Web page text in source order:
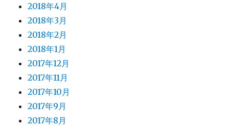
2018年4月
2018年3月
2018年2月
2018年1月
2017年12月
2017年11月
2017年10月
2017年9月
2017年8月